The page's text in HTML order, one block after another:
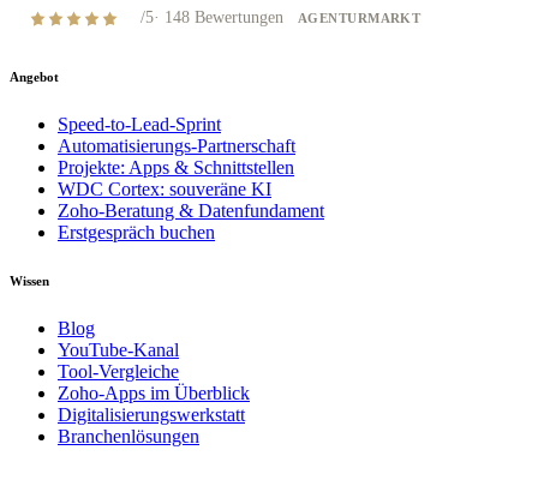
/5· 148 Bewertungen AGENTURMARKT
Angebot
Speed-to-Lead-Sprint
Automatisierungs-Partnerschaft
Projekte: Apps & Schnittstellen
WDC Cortex: souveräne KI
Zoho-Beratung & Datenfundament
Erstgespräch buchen
Wissen
Blog
YouTube-Kanal
Tool-Vergleiche
Zoho-Apps im Überblick
Digitalisierungswerkstatt
Branchenlösungen